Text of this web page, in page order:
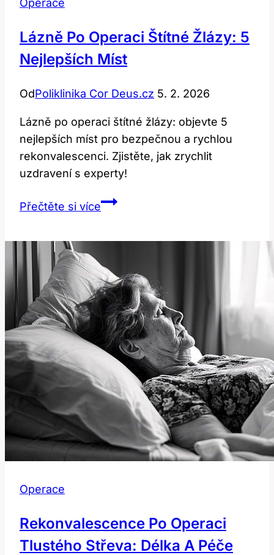
Operace
Lázně Po Operaci Štítné Žlázy: 5
Nejlepších Míst
OdPoliklinika Cor Deus.cz 5. 2. 2026
Lázně po operaci štítné žlázy: objevte 5
nejlepších míst pro bezpečnou a rychlou
rekonvalescenci. Zjistěte, jak zrychlit
uzdravení s experty!
Přečtěte si víceLázně
Žlázy:
5
Nejlepších
Míst
Operace
Rekonvalescence Po Operaci
Tlustého Střeva: Délka A Péče